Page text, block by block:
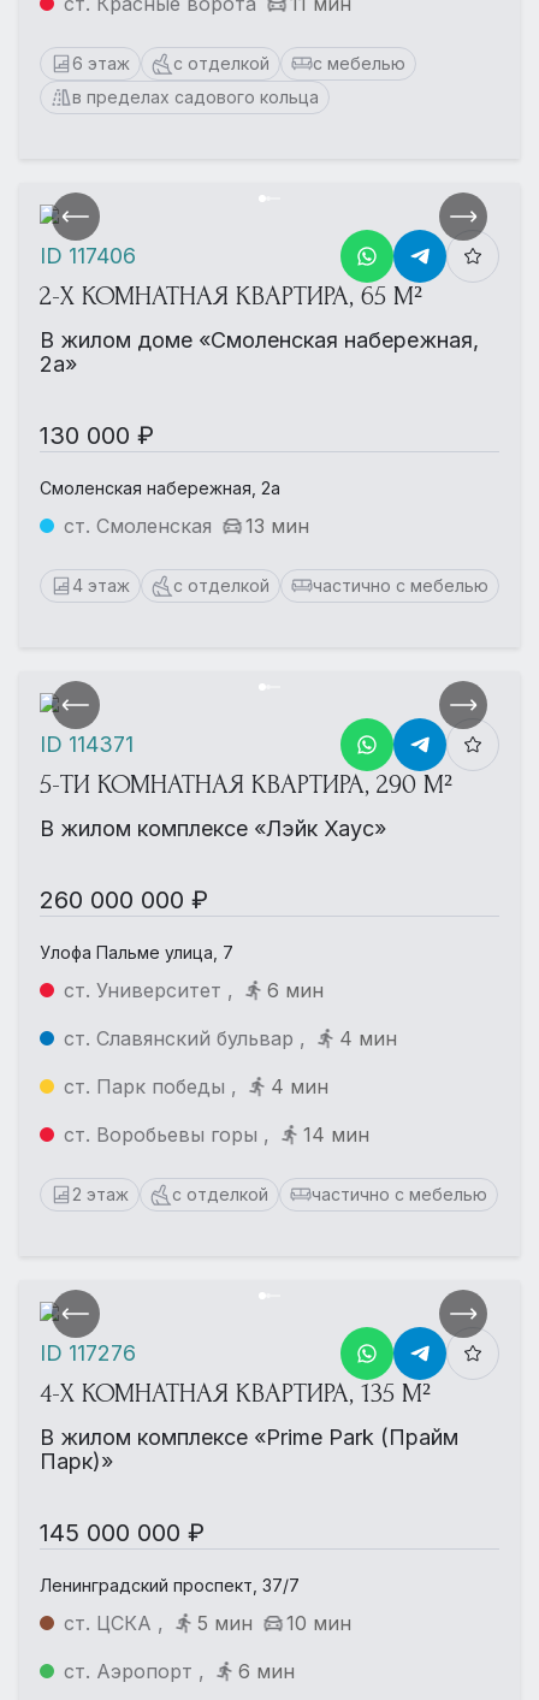
6 этаж с отделкой
с мебелью
в пределах садового кольца
2-Х КОМНАТНАЯ КВАРТИРА, 65 М²
В жилом доме «Смоленская набережная,
2а»
130 000 ₽
Смоленская набережная, 2а
ст. Смоленская 13 мин
4 этаж с отделкой частично с мебелью
ID 117406
5-ТИ КОМНАТНАЯ КВАРТИРА, 290 М²
В жилом комплексе «Лэйк Хаус»
260 000 000 ₽
Улофа Пальме улица, 7
ст. Университет ,
6 мин
ст. Славянский бульвар ,
4 мин
ст. Парк победы ,
4 мин
ст. Воробьевы горы ,
14 мин
2 этаж с отделкой частично с мебелью
ID 114371
4-Х КОМНАТНАЯ КВАРТИРА, 135 М²
В жилом комплексе «Prime Park (Прайм
Парк)»
145 000 000 ₽
Ленинградский проспект, 37/7
ст. ЦСКА , 5 мин
10 мин
ст. Аэропорт ,
6 мин
ID 117276